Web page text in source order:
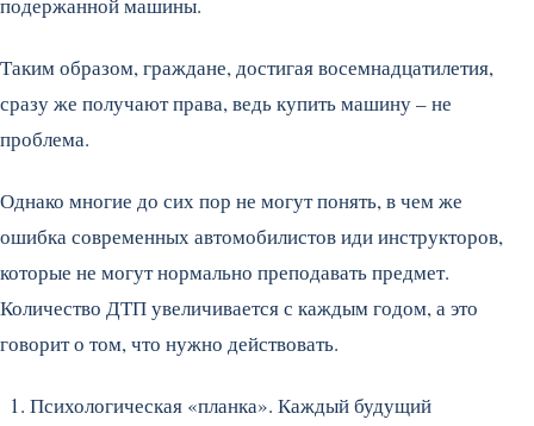
Таким образом, граждане, достигая восемнадцатилетия,
сразу же получают права, ведь купить машину – не
проблема.
Однако многие до сих пор не могут понять, в чем же
ошибка современных автомобилистов иди инструкторов,
которые не могут нормально преподавать предмет.
Количество ДТП увеличивается с каждым годом, а это
говорит о том, что нужно действовать.
Психологическая «планка». Каждый будущий